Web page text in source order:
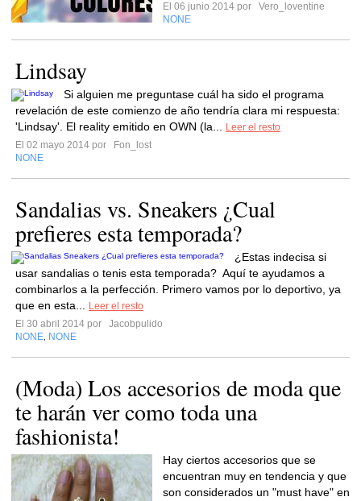
El 06 junio 2014 por
Vero_loventine
NONE
Lindsay
Si alguien me preguntase cuál ha sido el programa
revelación de este comienzo de año tendría clara mi respuesta:
'Lindsay'. El reality emitido en OWN (la...
Leer el resto
El 02 mayo 2014 por
Fon_lost
NONE
Sandalias vs. Sneakers ¿Cual
prefieres esta temporada?
¿Estas indecisa si
usar sandalias o tenis esta temporada? Aquí te ayudamos a
combinarlos a la perfección. Primero vamos por lo deportivo, ya
que en esta...
Leer el resto
El 30 abril 2014 por
Jacobpulido
NONE NONE
(Moda) Los accesorios de moda que
te harán ver como toda una
fashionista!
Hay ciertos accesorios que se
encuentran muy en tendencia y que
son considerados un "must have" en